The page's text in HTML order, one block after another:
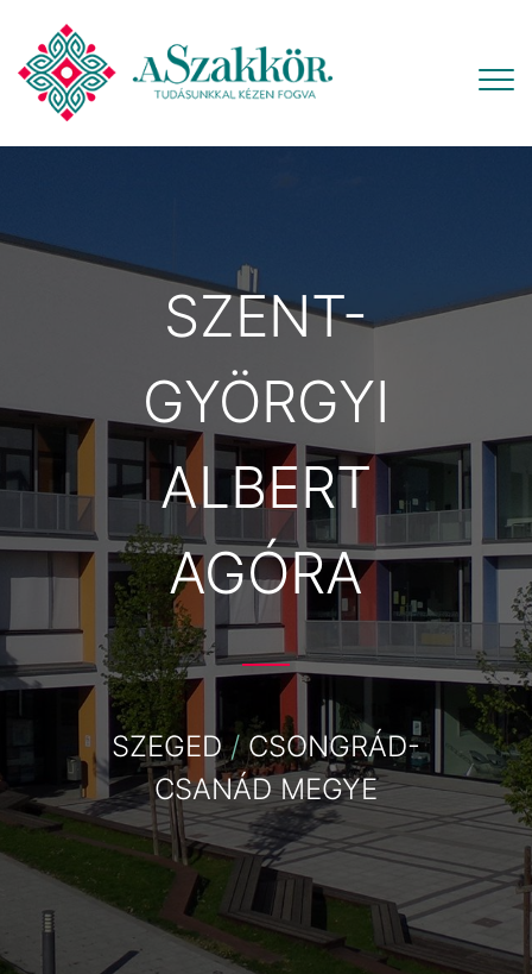
SZENT-
GYÖRGYI
ALBERT
AGÓRA
SZEGED/CSONGRÁD-
CSANÁD MEGYE